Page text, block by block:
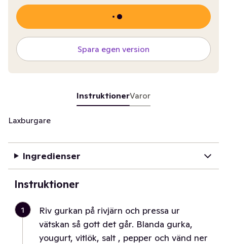
Spara egen version
InstruktionerVaror
Laxburgare
Ingredienser
Instruktioner
1
Riv gurkan på rivjärn och pressa ur
vätskan så gott det går. Blanda gurka,
yougurt, vitlök, salt , pepper och vänd ner